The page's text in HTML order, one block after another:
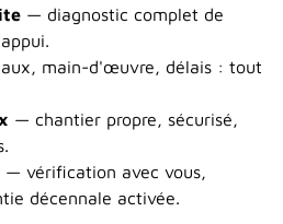
— diagnostic complet de
main-d'œuvre, délais : tout
— chantier propre, sécurisé,
— vérification avec vous,
décennale activée.